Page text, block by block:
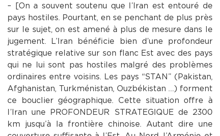
– [On a souvent soutenu que l’Iran est entouré de
pays hostiles. Pourtant, en se penchant de plus près
sur le sujet, on est amené à plus de mesure dans le
jugement. L’Iran bénéficie bien d’une profondeur
stratégique relative sur son flanc Est avec des pays
qui ne lui sont pas hostiles malgré des problèmes
ordinaires entre voisins. Les pays “STAN” (Pakistan,
Afghanistan, Turkménistan, Ouzbékistan …) forment
ce bouclier géographique. Cette situation offre à
l’Iran une PROFONDEUR STRATEGIQUE de 2300
km jusqu’à la frontière chinoise. Autant dire une